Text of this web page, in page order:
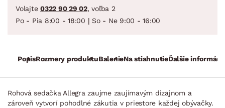
Volajte 0322 90 29 02, voľba 2
Po - Pia 8:00 - 18:00 | So - Ne 9:00 - 16:00
PopisRozmery produktuBalenieNa stiahnutieĎalšie
Rohová sedačka Allegra zaujme zaujímavým dizajnom a
zároveň vytvorí pohodlné zákutia v priestore každej obývačky.